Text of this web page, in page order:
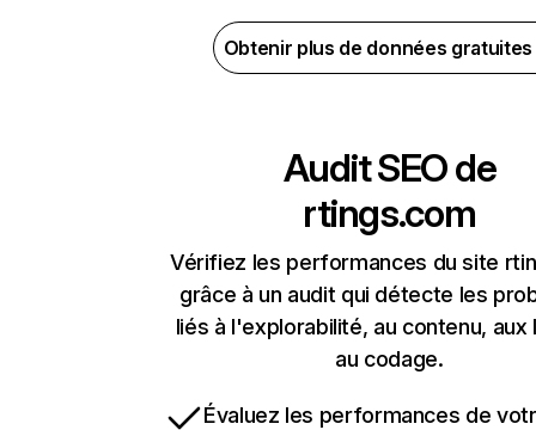
Obtenir plus de données
Audit SEO de
rtings.com
Vérifiez les performances du site
grâce à un audit qui détecte les
liés à l'explorabilité, au contenu, aux
au codage.
Évaluez les performances de